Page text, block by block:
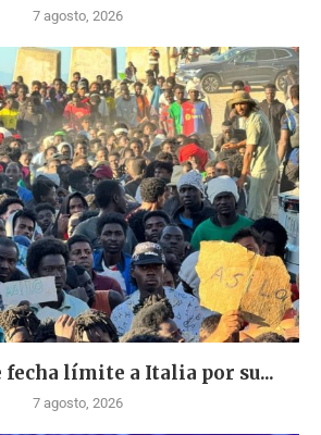
7 agosto, 2026
fecha límite a Italia por su...
7 agosto, 2026